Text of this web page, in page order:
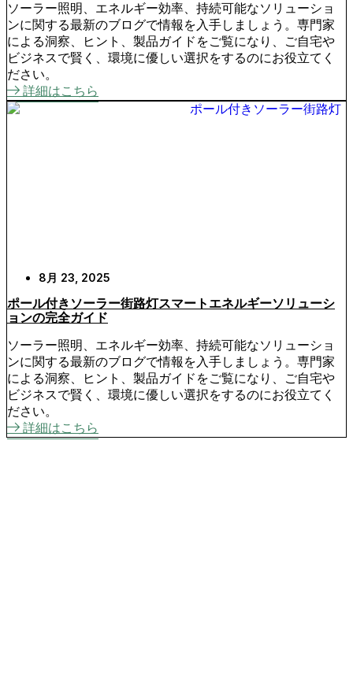
ソーラー照明、エネルギー効率、持続可能なソリューショ
ンに関する最新のブログで情報を入手しましょう。専門家
による洞察、ヒント、製品ガイドをご覧になり、ご自宅や
ビジネスで賢く、環境に優しい選択をするのにお役立てく
ださい。
詳細はこちら
8月 23, 2025
ポール付きソーラー街路灯スマートエネルギーソリューシ
ョンの完全ガイド
ソーラー照明、エネルギー効率、持続可能なソリューショ
ンに関する最新のブログで情報を入手しましょう。専門家
による洞察、ヒント、製品ガイドをご覧になり、ご自宅や
ビジネスで賢く、環境に優しい選択をするのにお役立てく
ださい。
詳細はこちら